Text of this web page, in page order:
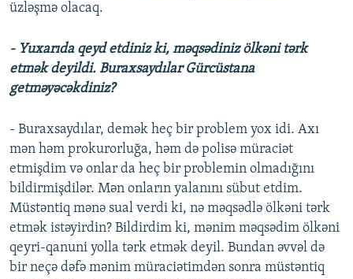
üzləşmə olacaq.
- Yuxarıda qeyd etdiniz ki, məqsədiniz ölkəni tərk
etmək deyildi. Buraxsaydılar Gürcüstana
getməyəcəkdiniz?
- Buraxsaydılar, demək heç bir problem yox idi. Axı
mən həm prokurorluğa, həm də polisə müraciət
etmişdim və onlar da heç bir problemin olmadığını
bildirmişdilər. Mən onların yalanını sübut etdim.
Müstəntiq mənə sual verdi ki, nə məqsədlə ölkəni tərk
etmək istəyirdin? Bildirdim ki, mənim məqsədim ölkəni
qeyri-qanuni yolla tərk etmək deyil. Bundan əvvəl də
bir neçə dəfə mənim müraciətimdən sonra müstəntiq